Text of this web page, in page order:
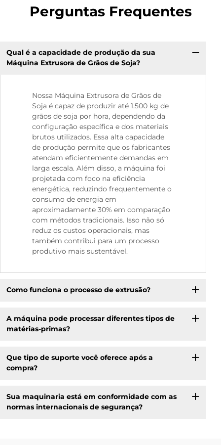
Perguntas Frequentes
Qual é a capacidade de produção da sua
Máquina Extrusora de Grãos de Soja?
Nossa Máquina Extrusora de Grãos de
Soja é capaz de produzir até 1.500 kg de
grãos de soja por hora, dependendo da
configuração específica e dos materiais
brutos utilizados. Essa alta capacidade
de produção permite que os fabricantes
atendam eficientemente demandas em
larga escala. Além disso, a máquina foi
projetada com foco na eficiência
energética, reduzindo frequentemente o
consumo de energia em
aproximadamente 30% em comparação
com métodos tradicionais. Isso não só
reduz os custos operacionais, mas
também contribui para um processo
produtivo mais sustentável.
Como funciona o processo de extrusão?
A máquina pode processar diferentes tipos de
matérias-primas?
Que tipo de suporte você oferece após a
compra?
Sua maquinaria está em conformidade com as
normas internacionais de segurança?